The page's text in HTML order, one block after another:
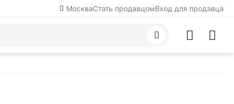
МоскваСтать продавцомВход для продавца